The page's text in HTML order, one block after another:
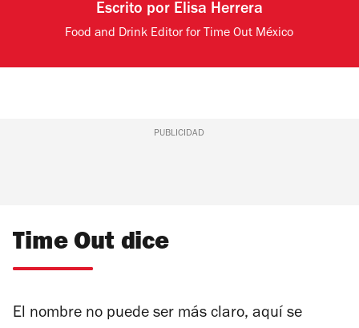
Escrito por Elisa Herrera
Food and Drink Editor for Time Out México
PUBLICIDAD
Time Out dice
El nombre no puede ser más claro, aquí se